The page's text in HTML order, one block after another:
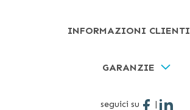
INFORMAZIONI CLIENTI
GARANZIE
seguici su |